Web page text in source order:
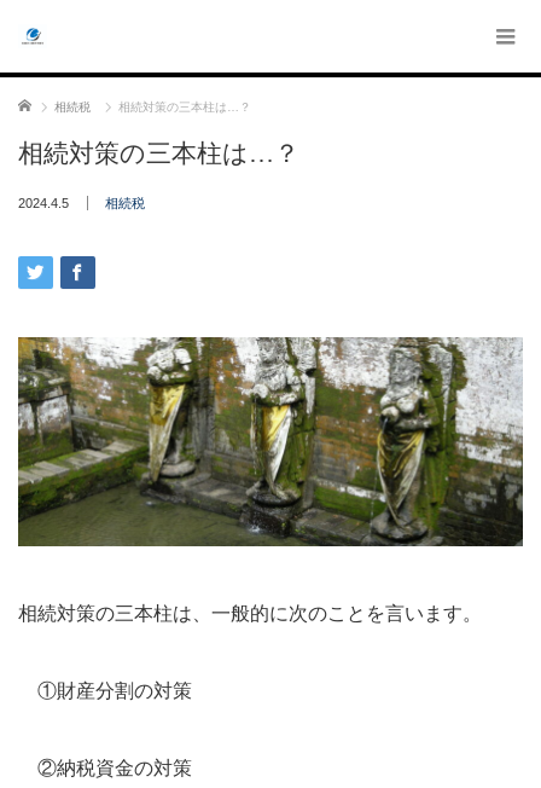
ホーム 相続税 相続対策の三本柱は…？
相続対策の三本柱は…？
2024.4.5 相続税
相続対策の三本柱は、一般的に次のことを言います。
①財産分割の対策
②納税資金の対策